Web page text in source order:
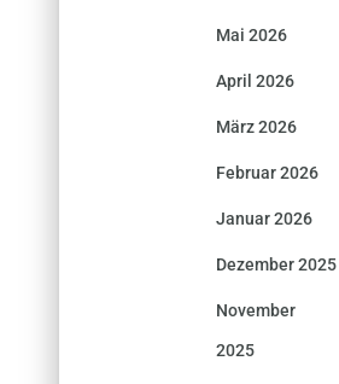
Mai 2026
April 2026
März 2026
Februar 2026
Januar 2026
Dezember 2025
November
2025